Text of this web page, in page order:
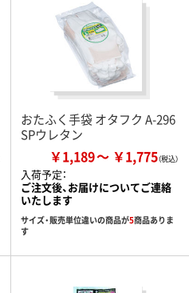
おたふく手袋 オタフク A-296
SPウレタン
￥1,189 ￥1,775
入荷予定：
ご注文後、お届けについてご連絡
いたします
サイズ・販売単位違いの商品が5商品ありま
す